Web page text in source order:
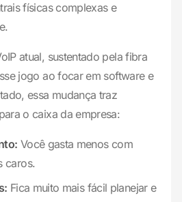
físicas complexas e
atual, sustentado pela fibra
jogo ao focar em software e
essa mudança traz
o caixa da empresa:
Você gasta menos com
caros.
Fica muito mais fácil planejar e